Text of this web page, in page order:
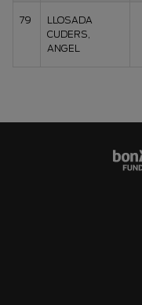
79
LLOSADA
CUDERS,
ANGEL